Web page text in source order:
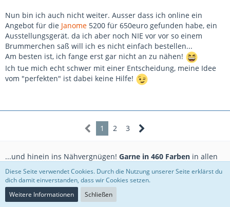
Nun bin ich auch nicht weiter. Ausser dass ich online ein
Angebot für die Janome 5200 für 650euro gefunden habe, ein
Ausstellungsgerät. da ich aber noch NIE vor vor so einem
Brummerchen saß will ich es nicht einfach bestellen...
Am besten ist, ich fange erst gar nicht an zu nähen!
Ich tue mich echt schwer mit einer Entscheidung, meine Idee
vom "perfekten" ist dabei keine Hilfe!
1 2 3
...und hinein ins Nähvergnügen! Garne in 460 Farben in allen
Reißfestigkeit und Elastizität - Qualität für höchste Ansprüche.
...jetzt Deine Lieblingsgarne entdecken!
Diese Seite verwendet Cookies. Durch die Nutzung unserer Seite erklärst du
dich damit einverstanden, dass wir Cookies setzen.
Weitere Informationen
Schließen